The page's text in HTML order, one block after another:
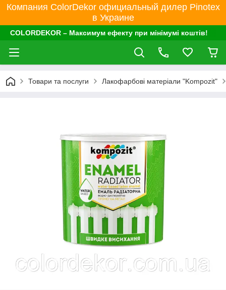
Компания ColorDekor официальный дилер Pinotex
в Украине
COLORDEKOR – Максимум ефекту при мінімумі коштів!
Товари та послуги Лакофарбові матеріали "Kompozit"